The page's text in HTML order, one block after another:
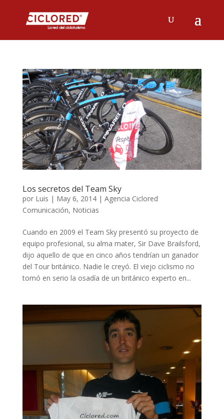
Los secretos del Team Sky
por Luis | May 6, 2014| Agencia Ciclored
Comunicación, Noticias
Cuando en 2009 el Team Sky presentó su proyecto de
equipo profesional, su alma mater, Sir Dave Brailsford,
dijo aquello de que en cinco años tendrían un ganador
del Tour británico. Nadie le creyó. El viejo ciclismo no
tomó en serio la osadía de un británico experto en...